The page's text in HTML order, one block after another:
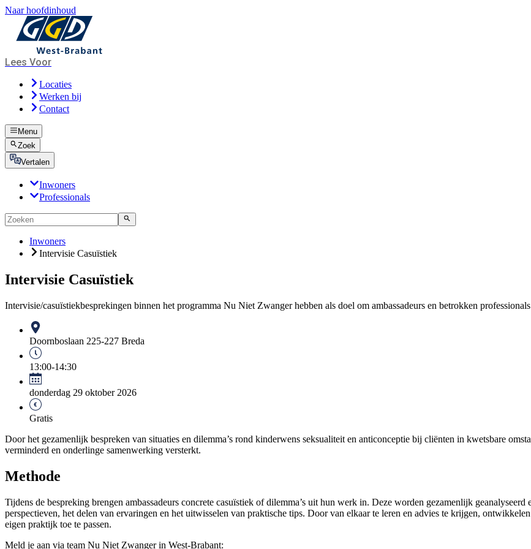
Naar hoofdinhoud
Lees Voor
Locaties
Werken bij
Contact
Menu
Zoek
Vertalen
Inwoners
Professionals
Inwoners
Intervisie Casuïstiek
Intervisie Casuïstiek
Intervisie/casuïstiekbesprekingen binnen het programma Nu Niet Zwanger hebben als doel om ambassadeurs en betrokken
Doornboslaan 225-227 Breda
13:00-14:30
donderdag 29 oktober 2026
Gratis
Door het gezamenlijk bespreken van situaties en dilemma’s rond kinderwens seksualiteit en anticonceptie bij cliënten in kwetsbare
verminderd en onderlinge samenwerking versterkt.
Methode
Tijdens de bespreking brengen ambassadeurs concrete casuïstiek of dilemma’s uit hun werk in. Deze worden gezamenlijk
perspectieven, het delen van ervaringen en het uitwisselen van praktische tips. Door van elkaar te leren en advies te krijgen,
eigen praktijk toe te passen.
Meld je aan via team Nu Niet Zwanger in West-Brabant: